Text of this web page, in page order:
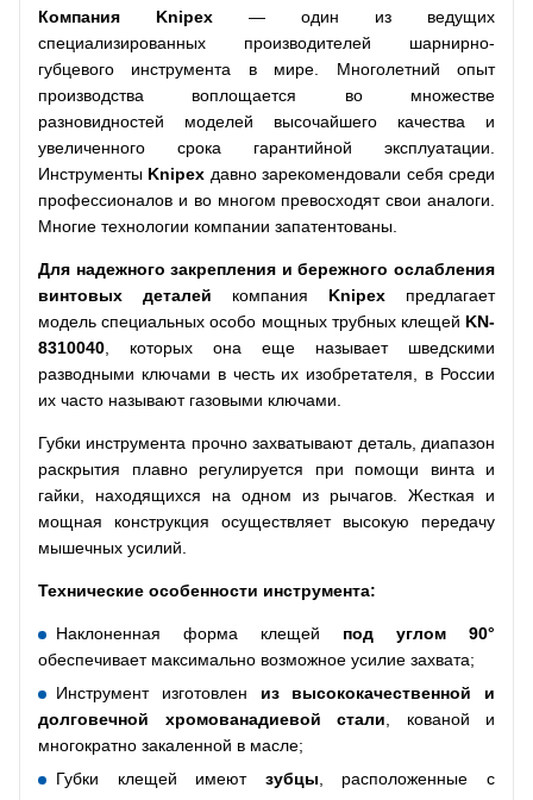
Компания Knipex — один из ведущих
специализированных производителей шарнирно-
губцевого инструмента в мире. Многолетний опыт
производства воплощается во множестве
разновидностей моделей высочайшего качества и
увеличенного срока гарантийной эксплуатации.
Инструменты Knipex давно зарекомендовали себя среди
профессионалов и во многом превосходят свои аналоги.
Многие технологии компании запатентованы.
Для надежного закрепления и бережного ослабления
винтовых деталей компания Knipex предлагает
модель специальных особо мощных трубных клещей KN-
8310040 , которых она еще называет шведскими
разводными ключами в честь их изобретателя, в России
их часто называют газовыми ключами.
Губки инструмента прочно захватывают деталь, диапазон
раскрытия плавно регулируется при помощи винта и
гайки, находящихся на одном из рычагов. Жесткая и
мощная конструкция осуществляет высокую передачу
мышечных усилий.
Технические особенности инструмента:
Наклоненная форма клещей под углом 90°
обеспечивает максимально возможное усилие захвата;
Инструмент изготовлен из высококачественной и
долговечной хромованадиевой стали , кованой и
многократно закаленной в масле;
Губки клещей имеют зубцы , расположенные с